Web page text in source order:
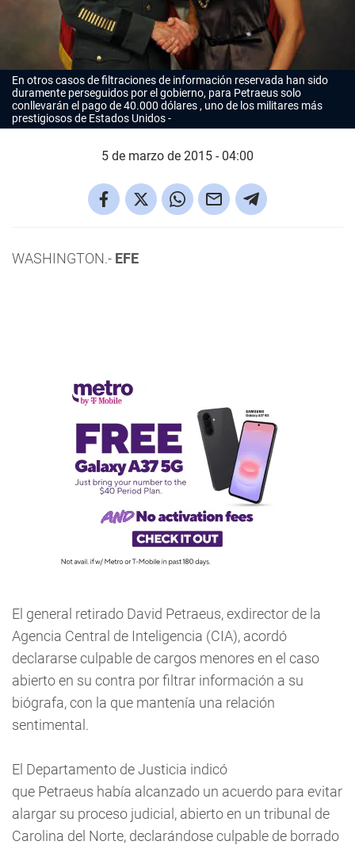
En otros casos de filtraciones de información reservada han sido
duramente perseguidos por el gobierno, para Petraeus solo
conllevarán el pago de 40.000 dólares , uno de los militares más
prestigiosos de Estados Unidos
5 de marzo de 2015 - 04:00
WASHINGTON.- EFE
El general retirado David Petraeus, exdirector de la
Agencia Central de Inteligencia (CIA), acordó
declararse culpable de cargos menores en el caso
abierto en su contra por filtrar información a su
biógrafa, con la que mantenía una relación
sentimental.
El Departamento de Justicia indicó
que Petraeus había alcanzado un acuerdo para evitar
alargar su proceso judicial, abierto en un tribunal de
Carolina del Norte, declarándose culpable de borrado